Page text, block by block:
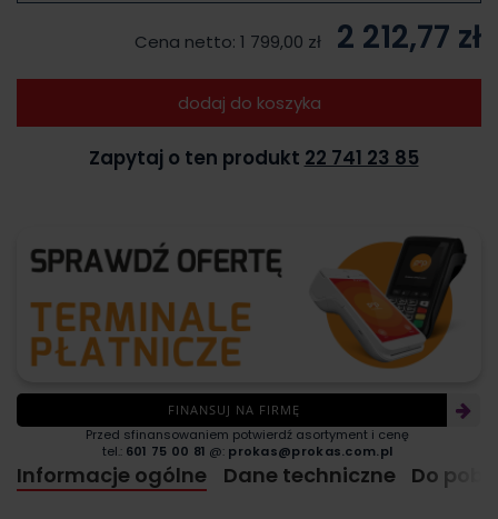
Cena netto: 1 799,00 zł 2 212,77 zł
dodaj do koszyka
Zapytaj o ten produkt 22 741 23 85
FINANSUJ NA FIRMĘ
Przed sfinansowaniem potwierdź asortyment i cenę
tel.: 601 75 00 81 @: prokas@prokas.com.pl
Informacje ogólne Dane techniczne Do